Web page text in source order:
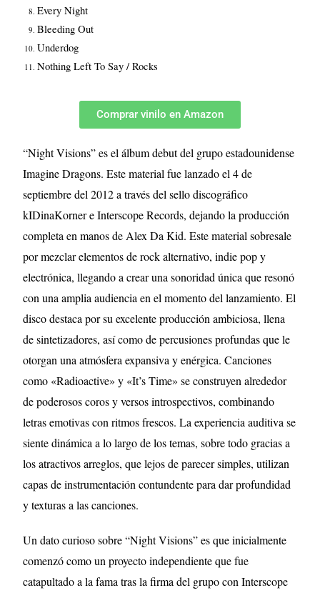
Every Night
Bleeding Out
Underdog
Nothing Left To Say / Rocks
Comprar vinilo en Amazon
“Night Visions” es el álbum debut del grupo estadounidense
Imagine Dragons. Este material fue lanzado el 4 de
septiembre del 2012 a través del sello discográfico
kIDinaKorner e Interscope Records, dejando la producción
completa en manos de Alex Da Kid. Este material sobresale
por mezclar elementos de rock alternativo, indie pop y
electrónica, llegando a crear una sonoridad única que resonó
con una amplia audiencia en el momento del lanzamiento. El
disco destaca por su excelente producción ambiciosa, llena
de sintetizadores, así como de percusiones profundas que le
otorgan una atmósfera expansiva y enérgica. Canciones
como «Radioactive» y «It’s Time» se construyen alrededor
de poderosos coros y versos introspectivos, combinando
letras emotivas con ritmos frescos. La experiencia auditiva se
siente dinámica a lo largo de los temas, sobre todo gracias a
los atractivos arreglos, que lejos de parecer simples, utilizan
capas de instrumentación contundente para dar profundidad
y texturas a las canciones.
Un dato curioso sobre “Night Visions” es que inicialmente
comenzó como un proyecto independiente que fue
catapultado a la fama tras la firma del grupo con Interscope